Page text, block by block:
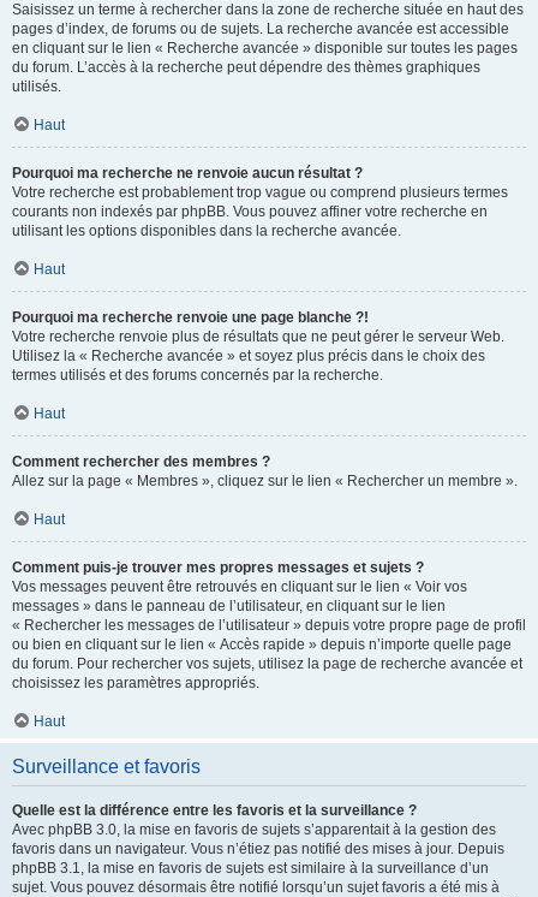
Saisissez un terme à rechercher dans la zone de recherche située en haut des
pages d’index, de forums ou de sujets. La recherche avancée est accessible
en cliquant sur le lien « Recherche avancée » disponible sur toutes les pages
du forum. L’accès à la recherche peut dépendre des thèmes graphiques
utilisés.
Haut
Pourquoi ma recherche ne renvoie aucun résultat ?
Votre recherche est probablement trop vague ou comprend plusieurs termes
courants non indexés par phpBB. Vous pouvez affiner votre recherche en
utilisant les options disponibles dans la recherche avancée.
Haut
Pourquoi ma recherche renvoie une page blanche ?!
Votre recherche renvoie plus de résultats que ne peut gérer le serveur Web.
Utilisez la « Recherche avancée » et soyez plus précis dans le choix des
termes utilisés et des forums concernés par la recherche.
Haut
Comment rechercher des membres ?
Allez sur la page « Membres », cliquez sur le lien « Rechercher un membre ».
Haut
Comment puis-je trouver mes propres messages et sujets ?
Vos messages peuvent être retrouvés en cliquant sur le lien « Voir vos
messages » dans le panneau de l’utilisateur, en cliquant sur le lien
« Rechercher les messages de l’utilisateur » depuis votre propre page de profil
ou bien en cliquant sur le lien « Accès rapide » depuis n’importe quelle page
du forum. Pour rechercher vos sujets, utilisez la page de recherche avancée et
choisissez les paramètres appropriés.
Haut
Surveillance et favoris
Quelle est la différence entre les favoris et la surveillance ?
Avec phpBB 3.0, la mise en favoris de sujets s’apparentait à la gestion des
favoris dans un navigateur. Vous n’étiez pas notifié des mises à jour. Depuis
phpBB 3.1, la mise en favoris de sujets est similaire à la surveillance d’un
sujet. Vous pouvez désormais être notifié lorsqu’un sujet favoris a été mis à